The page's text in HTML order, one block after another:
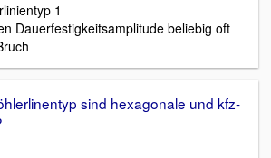
1
Dauerfestigkeitsamplitude beliebig oft
sind hexagonale und kfz-